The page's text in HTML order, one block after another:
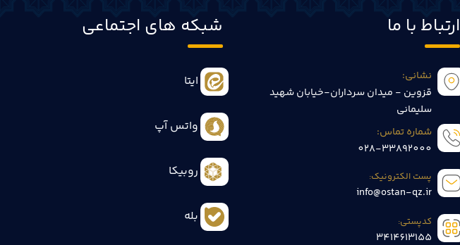
ارتباط با ما
نشانی:
قزوین - میدان سرداران-خیابان شهید
سلیمانی
شماره تماس:
028-33892000
پست الکترونیک:
info@ostan-qz.ir
کدپستی:
3414613155
شبکه های اجتماعی
ایتا
واتس آپ
روبیکا
بله